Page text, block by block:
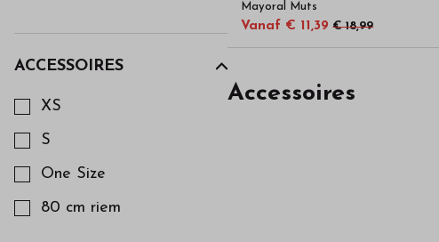
ACCESSOIRES
Kies een Accessoires om op te filteren
XS
S
One Size
80 cm riem
Mayoral Muts
Vanaf € 11,39 € 18,99
Accessoires